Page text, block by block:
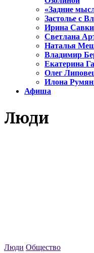
«Задние
Застолье с
Ирина
Светлана
Наталья
Владимир
Екатерина
Олег
Илона
Афиша
Люди
Люди Общество